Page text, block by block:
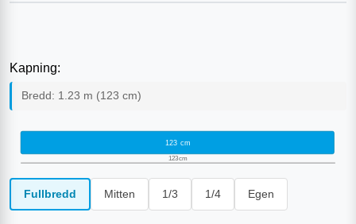
Kapning:
Bredd: 1.23 m (123 cm)
123 cm
123cm
Fullbredd Mitten 1/3 1/4 Egen